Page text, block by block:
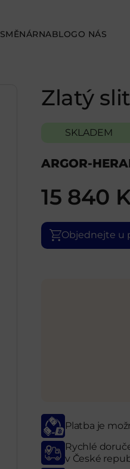
SMĚNÁRNABLOGO NÁS
Zlatý
SKLADEM
ARGOR-
15 840
Objednejte u
Platba je
Rychlé
v České